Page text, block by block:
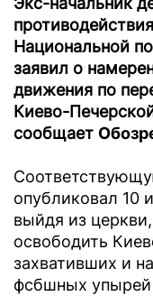
Национальной
заявил о
движения по
Киево-
сообщает
опубликовал 10
выйдя из
освободить
захвативших и
фсбшных упырей